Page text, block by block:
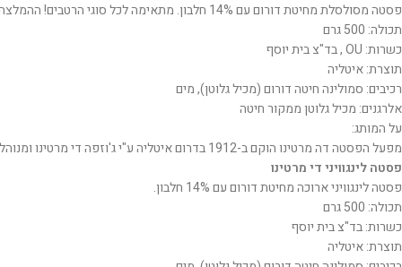
פסטה מסולסלת מחיטת דורום עם 14% חלבון. מתאימה לכל סוגי הרטבים! ההמלצה שלנו היא לשלב עם רוטב פסטו.
תכולה: 500 גרם
כשרות: OU , בד"צ בית יוסף
תוצרת: איטליה
רכיבים: סמולינה חיטה דורום (מכיל גלוטן), מים
אלרגנים: מכיל גלוטן ממקור חיטה
על המותג:
מפעל הפסטה דה מרטינו הוקם ב-1912 בדרום איטליה ע"י ג'וזפה די מרטינו ומנוהל בידי הדור השלישי למשפחה. הפסטות של די מרטינו נחשבת בעיני רבים לטובות ביותר באיטליה ובעלת סימון I.G.P המעיד על איכותה.
פסטה לינגוויני די מרטינו
פסטה לינגוויני ארוכה מחיטת דורום עם 14% חלבון.
תכולה: 500 גרם
כשרות: בד"צ בית יוסף
תוצרת: איטליה